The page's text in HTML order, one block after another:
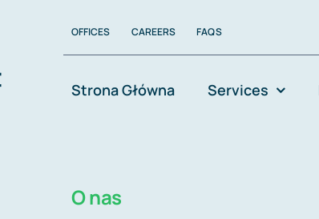
OFFICES CAREERS FAQS
Strona Główna Services
O nas